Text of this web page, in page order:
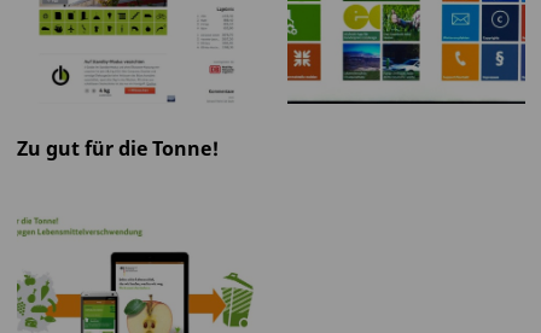
Zu gut für die Tonne!